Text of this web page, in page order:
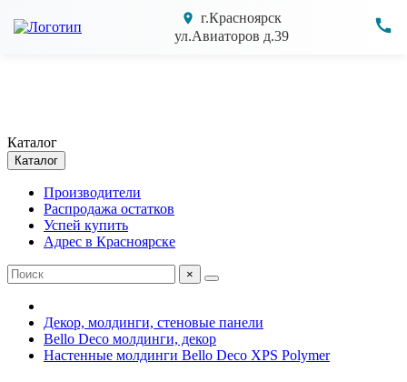
г.Красноярск
ул.Авиаторов д.39
Каталог
Каталог
Производители
Распродажа остатков
Успей купить
Адрес в Красноярске
×
Декор, молдинги, стеновые панели
Bello Deco молдинги, декор
Настенные молдинги Bello Deco XPS Polymer